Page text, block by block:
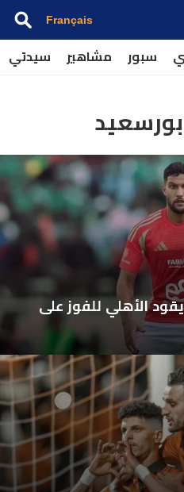
Français
سبور مشاهير سيدتي
بورسعيد
الأهلي للفوز على